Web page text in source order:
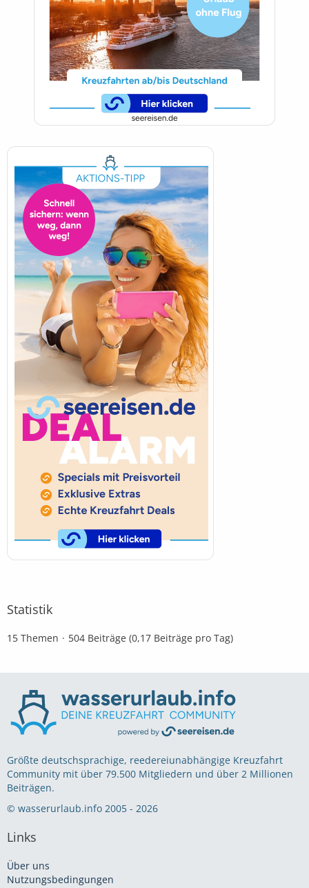
Statistik
15 Themen 504 Beiträge (0,17 Beiträge pro Tag)
Größte deutschsprachige, reedereiunabhängige Kreuzfahrt
Community mit über 79.500 Mitgliedern und über 2 Millionen
Beiträgen.
© wasserurlaub.info 2005 - 2026
Links
Über uns
Nutzungsbedingungen